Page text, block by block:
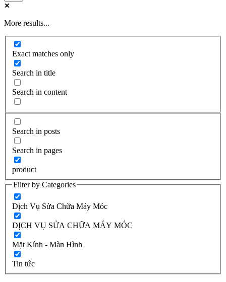
More results...
Exact matches only
Search in title
Search in content
Search in posts
Search in pages
product
Filter by Categories
Dịch Vụ Sửa Chữa Máy Móc
DỊCH VỤ SỬA CHỮA MÁY MÓC
Mặt Kính - Màn Hình
Tin tức